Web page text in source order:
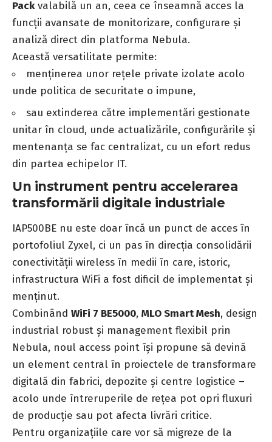
Packvalabilă un an, ceea ce înseamnă acces la
funcții avansate de monitorizare, configurare și
analiză direct din platforma Nebula.
Această versatilitate permite:
menținerea unor rețele private izolate acolo
unde politica de securitate o impune,
sau extinderea către implementări gestionate
unitar în cloud, unde actualizările, configurările și
mentenanța se fac centralizat, cu un efort redus
din partea echipelor IT.
Un instrument pentru accelerarea
transformării digitale industriale
IAP500BE nu este doar încă un punct de acces în
portofoliul Zyxel, ci un pas în direcția consolidării
conectivității wireless în medii în care, istoric,
infrastructura WiFi a fost dificil de implementat și
menținut.
Combinând WiFi 7 BE5000, MLO Smart Mesh, design
industrial robust și management flexibil prin
Nebula, noul access point își propune să devină
un element central în proiectele de transformare
digitală din fabrici, depozite și centre logistice –
acolo unde întreruperile de rețea pot opri fluxuri
de producție sau pot afecta livrări critice.
Pentru organizațiile care vor să migreze de la